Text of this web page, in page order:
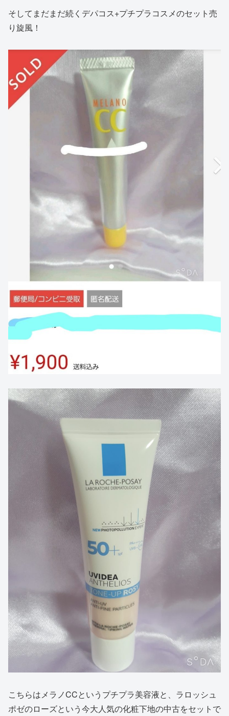
そしてまだまだ続くデパコス+プチプラコスメのセット売
り旋風！
こちらはメラノCCというプチプラ美容液と、ラロッシュ
ポゼのローズという今大人気の化粧下地の中古をセットで